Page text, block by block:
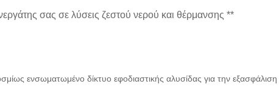
σας σε λύσεις ζεστού νερού και θέρμανσης **
ενσωματωμένο δίκτυο εφοδιαστικής αλυσίδας για την